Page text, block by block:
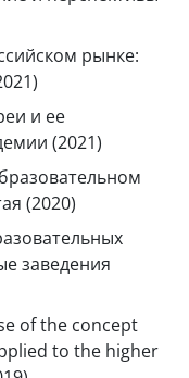
рынке:
и ее
(2021)
(2020)
заведения
of the concept
to the higher